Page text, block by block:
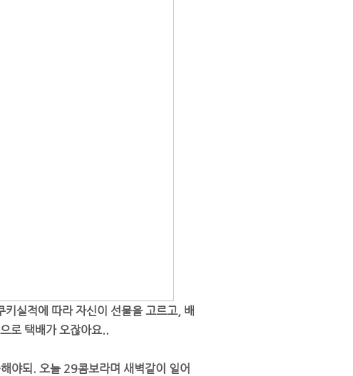
실적에 따라 자신이 선물을 고르고, 배
로 택배가 오잖아요..
야되. 오늘 29콤보라며 새벽같이 일어